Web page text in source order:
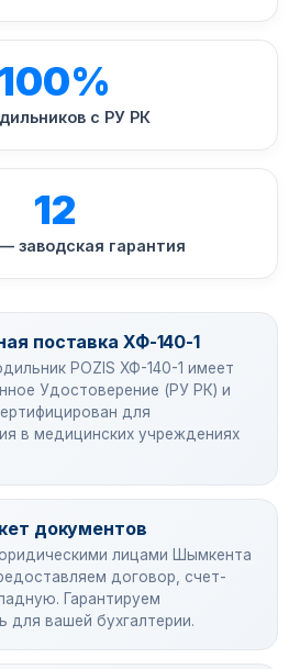
100%
с РУ РК
12
заводская гарантия
поставка ХФ-140-1
POZIS ХФ-140-1 имеет
Удостоверение (РУ РК) и
для
в медицинских учреждениях
документов
лицами Шымкента
договор, счет-
Гарантируем
для вашей бухгалтерии.